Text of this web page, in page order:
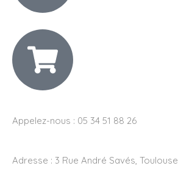
Appelez-nous : 05 34 51 88 26
Adresse : 3 Rue André Savés, Toulouse